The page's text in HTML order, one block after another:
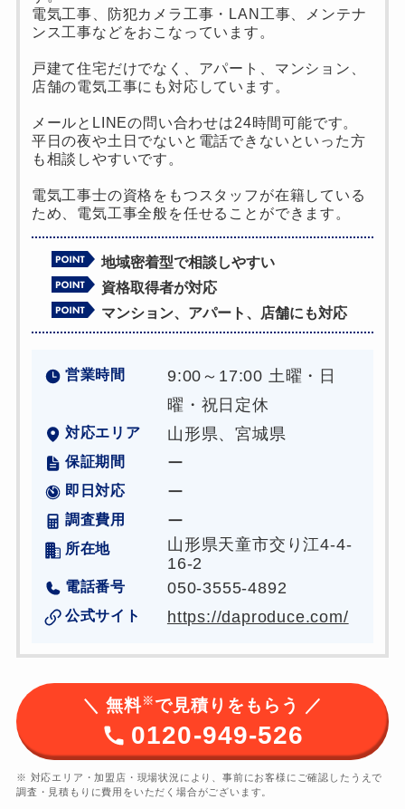
電気工事、防犯カメラ工事・LAN工事、メンテナ
ンス工事などをおこなっています。
戸建て住宅だけでなく、アパート、マンション、
店舗の電気工事にも対応しています。
メールとLINEの問い合わせは24時間可能です。
平日の夜や土日でないと電話できないといった方
も相談しやすいです。
電気工事士の資格をもつスタッフが在籍している
ため、電気工事全般を任せることができます。
地域密着型で相談しやすい
資格取得者が対応
マンション、アパート、店舗にも対応
営業時間
9:00～17:00 土曜・日
曜・祝日定休
対応エリア 山形県、宮城県
保証期間 ー
即日対応 ー
調査費用 ー
所在地
山形県天童市交り江4-4-
16-2
電話番号 050-3555-4892
公式サイト https://daproduce.com/
＼ 無料※ で見積りをもらう ／
0120-949-526
※ 対応エリア・加盟店・現場状況により、事前にお客様にご確認したうえで
調査・見積もりに費用をいただく場合がございます。